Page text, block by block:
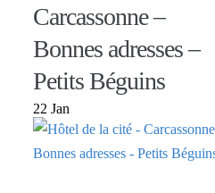
Carcassonne –
Bonnes adresses –
Petits Béguins
22 Jan